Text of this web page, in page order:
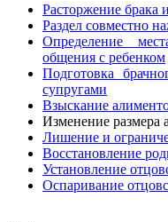
Расторжение брака
Раздел совместно
Определение
общения с ребенком
Подготовка
супругами
Взыскание
Изменение размера
Лишение и
Восстановление
Установление
Оспаривание